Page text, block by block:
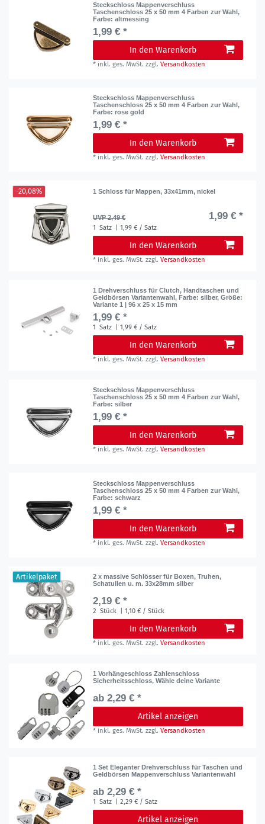
Steckschloss Mappenverschluss
Taschenschloss 25 x 50 mm 4 Farben zur Wahl,
Farbe: altmessing
1,99 € *
In den Warenkorb
* inkl. ges. MwSt. zzgl.Versandkosten
Steckschloss Mappenverschluss
Taschenschloss 25 x 50 mm 4 Farben zur Wahl,
Farbe: rose gold
1,99 € *
In den Warenkorb
* inkl. ges. MwSt. zzgl.Versandkosten
-20,08% 1 Schloss für Mappen, 33x41mm, nickel
UVP 2,49 € 1,99 € *
1 Satz | 1,99 € / Satz
In den Warenkorb
* inkl. ges. MwSt. zzgl.Versandkosten
1 Drehverschluss für Clutch, Handtaschen und
Geldbörsen Variantenwahl, Farbe: silber, Größe:
Variante 1 | 96 x 25 x 15 mm
1,99 € *
1 Satz | 1,99 € / Satz
In den Warenkorb
* inkl. ges. MwSt. zzgl.Versandkosten
Steckschloss Mappenverschluss
Taschenschloss 25 x 50 mm 4 Farben zur Wahl,
Farbe: silber
1,99 € *
In den Warenkorb
* inkl. ges. MwSt. zzgl.Versandkosten
Steckschloss Mappenverschluss
Taschenschloss 25 x 50 mm 4 Farben zur Wahl,
Farbe: schwarz
1,99 € *
In den Warenkorb
* inkl. ges. MwSt. zzgl.Versandkosten
Artikelpaket
2 x massive Schlösser für Boxen, Truhen,
Schatullen u. m. 33x28mm silber
2,19 € *
2 Stück | 1,10 € / Stück
In den Warenkorb
* inkl. ges. MwSt. zzgl.Versandkosten
1 Vorhängeschloss Zahlenschloss
Sicherheitsschloss, Wähle deine Variante
ab 2,29 € *
Artikel anzeigen
* inkl. ges. MwSt. zzgl.Versandkosten
1 Set Eleganter Drehverschluss für Taschen und
Geldbörsen Mappenverschluss Variantenwahl
ab 2,29 € *
1 Satz | 2,29 € / Satz
Artikel anzeigen